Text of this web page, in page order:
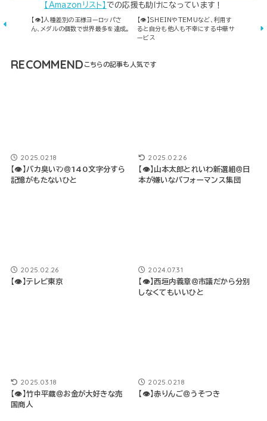
【Amazonリスト】 での応援も助けになっています！
【👁】SHEINやTEMUなど、利用す
ると自分も他人も不幸にする中華サ
ービス
【👁】人種差別の王様ヨーロッパさ
ん、メダルの個数で世界最多を達成。
RECOMMEND
2025.02.18
【👁】バカ臭いﾏﾝ＠140文字分すら
記憶がもたないひと
2025.02.26
【👁】山本太郎とれいわ新選組＠日
本が嫌いなパフォーマンス集団
2025.02.26
【👁】テレビ東京
2024.07.31
【👁】西垣内義章＠市議だから分別
しなくてもいいひと
2025.03.18
【👁】竹中平蔵＠お金が大好きな売
国商人
2025.02.18
【👁】赤りんご＠うそつき